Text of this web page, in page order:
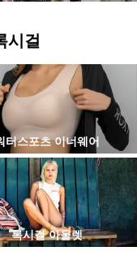
시걸
터스포츠 이너웨어
록시걸 아울렛